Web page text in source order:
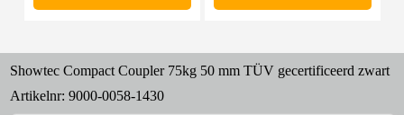
Showtec Compact Coupler 75kg 50 mm TÜV gecertificeerd zwart
Artikelnr: 9000-0058-1430